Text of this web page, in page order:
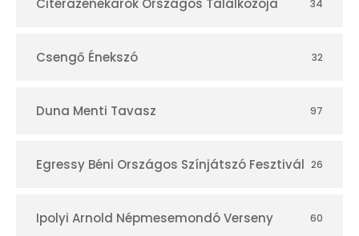
r
Citerazenekarok Országos Találkozója 34
Csengő Énekszó 32
Duna Menti Tavasz 97
Egressy Béni Országos Színjátszó Fesztivál 26
Ipolyi Arnold Népmesemondó Verseny 60